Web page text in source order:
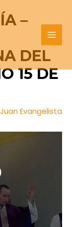
–
DEL
15 DE
Evangelista